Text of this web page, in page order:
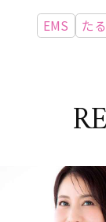
EMS た